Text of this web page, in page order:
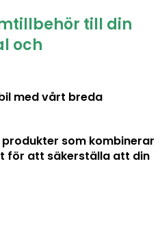
till din
och
med vårt breda
som kombinerar
för att säkerställa att din